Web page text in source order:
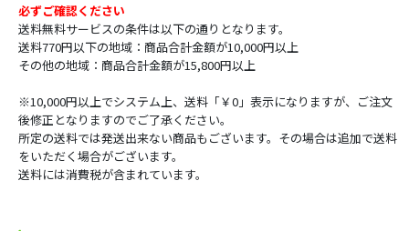
必ずご確認ください
送料無料サービスの条件は以下の通りとなります。
送料770円以下の地域：商品合計金額が10,000円以上
その他の地域：商品合計金額が15,800円以上
※10,000円以上でシステム上、送料「￥0」表示になりますが、ご注文
後修正となりますのでご了承ください。
所定の送料では発送出来ない商品もございます。その場合は追加で送料
をいただく場合がございます。
送料には消費税が含まれています。